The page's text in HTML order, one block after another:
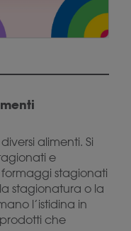
alimenti. Si
e
formaggi stagionati
stagionatura o la
l’istidina in
che